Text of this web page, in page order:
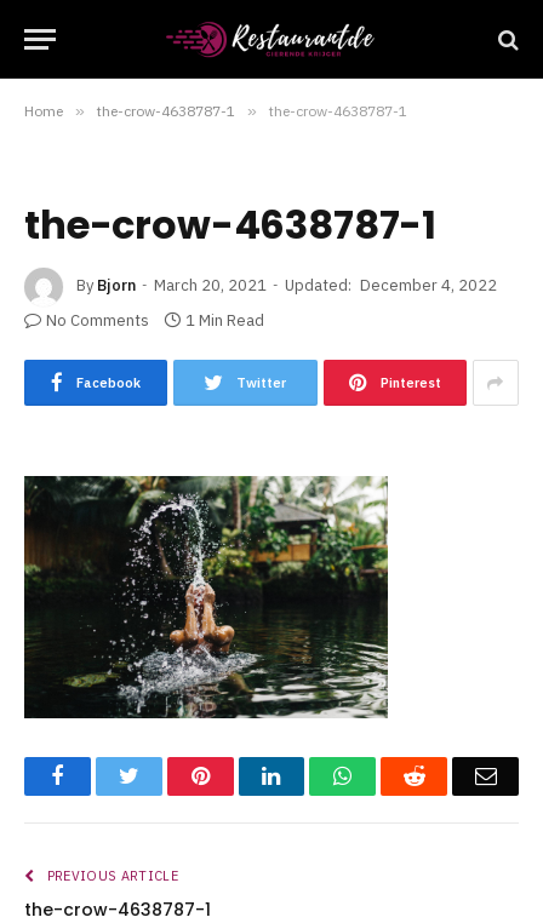
Home » the-crow-4638787-1 » the-crow-4638787-1
the-crow-4638787-1
By Bjorn March 20, 2021 Updated: December 4, 2022
No Comments
1 Min Read
Facebook Twitter Pinterest
FacebookTwitter PinterestLinkedInWhatsAppReddit
PREVIOUS ARTICLE
the-crow-4638787-1